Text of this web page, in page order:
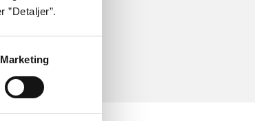
”Detaljer”.
Marketing